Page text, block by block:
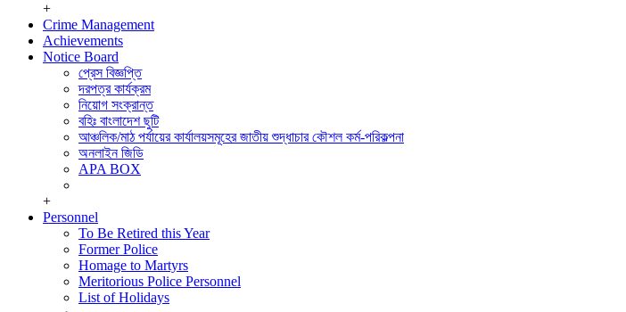
+
Crime Management
Achievements
Notice Board
প্রেস বিজ্ঞপ্তি
দরপত্র কার্যক্রম
নিয়োগ সংক্রান্ত
বহিঃ বাংলাদেশ ছুটি
আঞ্চলিক/মাঠ পর্যায়ের কার্যালয়সমূহের জাতীয় শুদ্ধাচার কৌশল কর্ম-পরিকল্পনা
অনলাইন জিডি
APA BOX
+
Personnel
To Be Retired this Year
Former Police
Homage to Martyrs
Meritorious Police Personnel
List of Holidays